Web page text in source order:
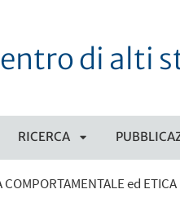
di alti
RICERCA
APRI
COMPORTAMENTALE ed